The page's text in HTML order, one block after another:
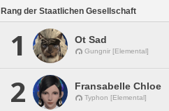
Rang der Staatlichen Gesellschaft
1 Ot Sad
Gungnir [Elemental]
2 Fransabelle Chloe
Typhon [Elemental]